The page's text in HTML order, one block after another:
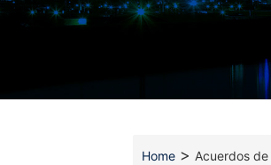
Home > Acuerdos